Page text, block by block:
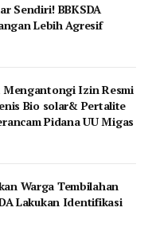
Sendiri! BBKSDA
Lebih Agresif
Izin Resmi
Bio solar& Pertalite
Pidana UU Migas
Warga Tembilahan
Lakukan Identifikasi